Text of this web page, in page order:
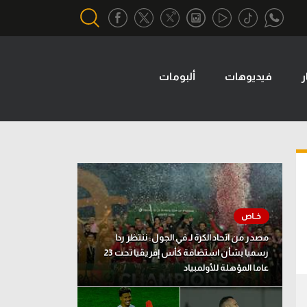
تحقيق في الجول
تقرير في الجول
تحليل في الجول
حكايات في الجول
كويز في الجول
فيديو في الجول
فيديوهات ألبومات
مصدر من اتحاد الكرة لـ في الجول: ننتظر ردا
رسميا بشأن استضافة كأس إفريقيا تحت 23
عاما المؤهلة للأولمبياد